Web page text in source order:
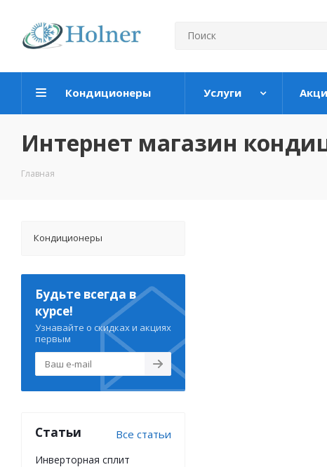
Кондиционеры Услуги
Интернет магазин
Главная
Кондиционеры
Будьте всегда в
курсе!
Узнавайте о скидках и акциях
первым
Статьи Все статьи
Инверторная сплит